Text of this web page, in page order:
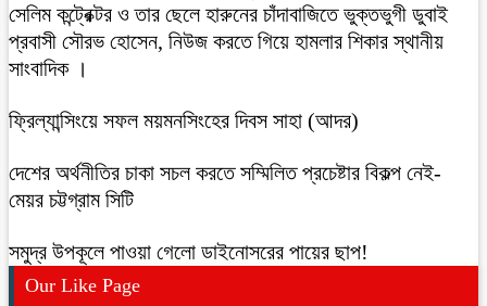
সেলিম কন্ট্রেক্টর ও তার ছেলে হারুনের চাঁদাবাজিতে ভুক্তভুগী ডুবাই
প্রবাসী সৌরভ হোসেন, নিউজ করতে গিয়ে হামলার শিকার স্থানীয়
সাংবাদিক ।
ফ্রিল্যান্সিংয়ে সফল ময়মনসিংহের দিবস সাহা (আদর)
দেশের অর্থনীতির চাকা সচল করতে সম্মিলিত প্রচেষ্টার বিকল্প নেই-
মেয়র চট্টগ্রাম সিটি
সমুদ্র উপকূলে পাওয়া গেলো ডাইনোসরের পায়ের ছাপ!
Our Like Page